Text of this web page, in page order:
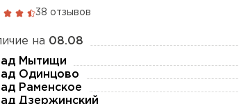
38 отзывов
на 08.08
Мытищи
Одинцово
Раменское
Дзержинский
ПЕРЕЙТИ
Утеплитель Дирок
ПЕРЕЙТИ